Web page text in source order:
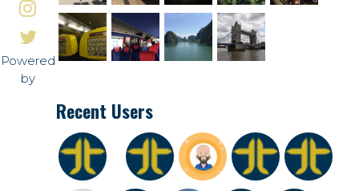
Recent Users
Powered
by